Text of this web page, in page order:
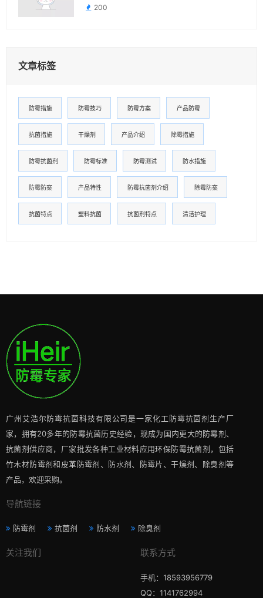
200
文章标签
防霉措施 防霉技巧 防霉方案 产品防霉
抗菌措施 干燥剂 产品介绍 除霉措施
防霉抗菌剂 防霉标准 防霉测试 防水措施
防霉防案 产品特性 防霉抗菌剂介绍 除霉防案
抗菌特点 塑料抗菌 抗菌剂特点 清洁护理
广州艾浩尔防霉抗菌科技有限公司是一家化工防霉抗菌剂生产厂
家，拥有20多年的防霉抗菌历史经验，现成为国内更大的防霉剂、
抗菌剂供应商，厂家批发各种工业材料应用环保防霉抗菌剂，包括
竹木材防霉剂和皮革防霉剂、防水剂、防霉片、干燥剂、除臭剂等
产品，欢迎采购。
导航链接
防霉剂 抗菌剂 防水剂 除臭剂
关注我们 联系方式
手机：18593956779
QQ：1141762994